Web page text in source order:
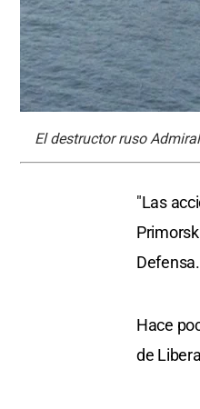
El destructor ruso
"Las
Defensa.
Hace
de